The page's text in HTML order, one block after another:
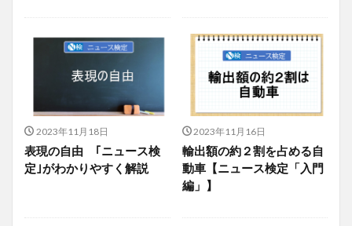
2023年11月18日
表現の自由 ｢ニュース検
定｣がわかりやすく解説
2023年11月16日
輸出額の約２割を占める自
動車【ニュース検定「入門
編」】